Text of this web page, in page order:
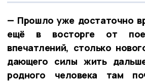
— Прошло уже достаточно
ещё в восторге от
впечатлений, столько
дающего силы жить
родного человека там